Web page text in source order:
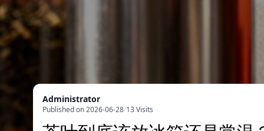
Administrator
Published on 2026-06-28/13 Visits